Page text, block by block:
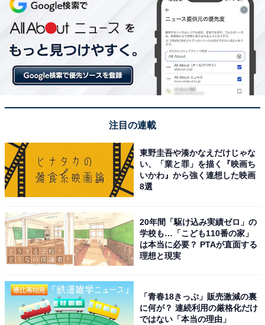
ー＆予約をすると、宿泊料金が特別価格になるほか、ポ
イント還元率もアップします。
さらに、キャンペーン対象施設の中には、期間限定のス
ペシャルプランや豪華特典が付く場合もあります。旅行
をお得に楽しみたい方は、ぜひこの機会を活用しましょ
う。
楽天トラベルでキャンペーンを見る
※掲載されている情報は記事公開時のものです。あらか
じめご了承ください。また、記事中の宿泊プランを予約
すると、売上の一部がオールアバウトに還元されること
があります。
注目の連載
東野圭吾や湊かなえだけじゃな
い、「業と罪」を描く『映画ち
いかわ』から強く連想した映画
8選
20年間「駆け込み実績ゼロ」の
学校も…「こども110番の家」
は本当に必要？ PTAが直面する
理想と現実
「青春18きっぷ」販売激減の裏
に何が？ 連続利用の厳格化だけ
ではない「本当の理由」